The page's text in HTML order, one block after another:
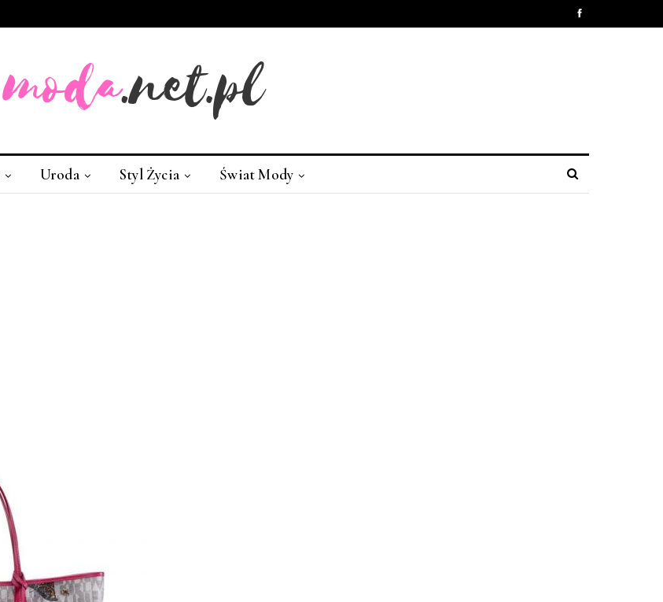
Uroda Styl Życia Świat Mody